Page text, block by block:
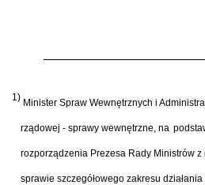
1) Minister Spraw Wewnętrznych i
rządowej - sprawy wewnętrzne, na
rozporządzenia Prezesa Rady Ministrów
sprawie szczegółowego zakresu